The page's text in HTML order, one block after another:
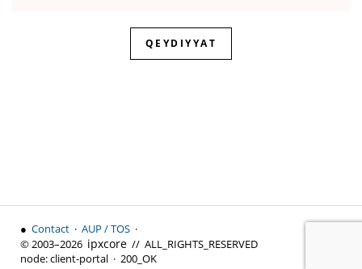
● Contact · AUP / TOS ·
© 2003–2026 ipxcore // ALL_RIGHTS_RESERVED
node:client-portal · 200_OK